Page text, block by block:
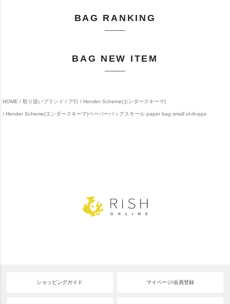
BAG RANKING
BAG NEW ITEM
HOME 取り扱いブランド ア行 Hender Scheme(エンダースキーマ)
Hender Scheme(エンダースキーマ)ペーパーバッグスモール paper bag small ol-rb-pps
ショッピングガイド マイページ/会員登録